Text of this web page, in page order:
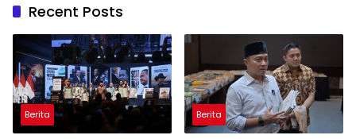
Recent Posts
Berita Berita